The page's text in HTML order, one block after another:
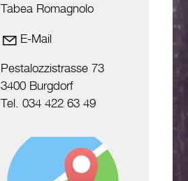
Tabea Romagnolo
E-Mail
Pestalozzistrasse 73
3400 Burgdorf
Tel. 034 422 63 49